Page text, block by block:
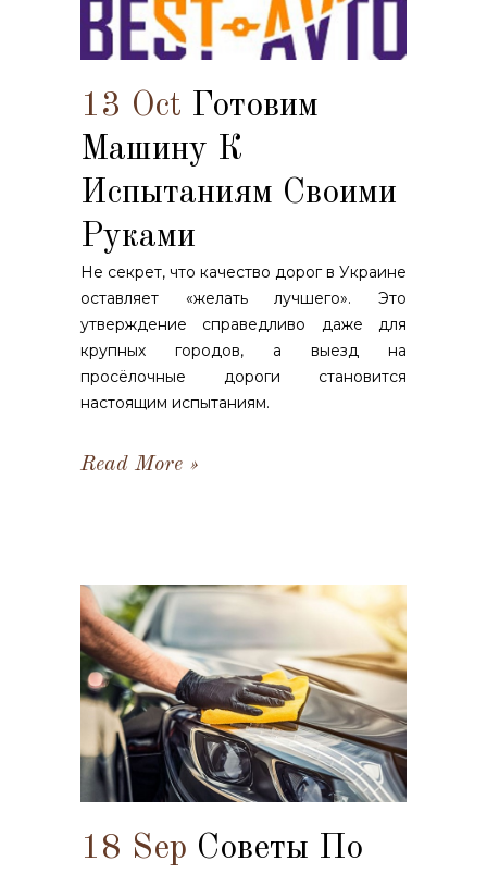
13 Oct Готовим
Машину К
Испытаниям Своими
Руками
Не секрет, что качество дорог в Украине
оставляет «желать лучшего». Это
утверждение справедливо даже для
крупных городов, а выезд на
просёлочные дороги становится
настоящим испытаниям.
Read More
18 Sep Советы По